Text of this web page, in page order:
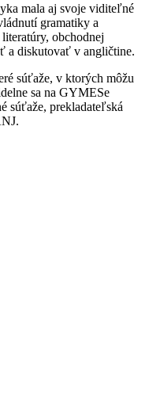
mala aj svoje viditeľné
gramatiky a
obchodnej
a diskutovať v angličtine.
súťaže, v ktorých môžu
sa na GYMESe
súťaže, prekladateľská